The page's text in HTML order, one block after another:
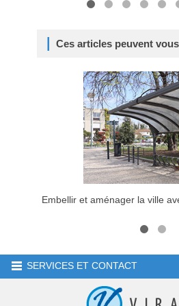
Ces articles peuvent
Embellir et aménager la ville
SERVICES ET CONTACT